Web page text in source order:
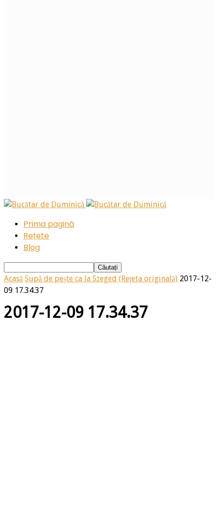
Prima pagină
Rețete
Blog
Acasă Supă de pește ca la Szeged (Rețeta originală) 2017-12-
09 17.34.37
2017-12-09 17.34.37